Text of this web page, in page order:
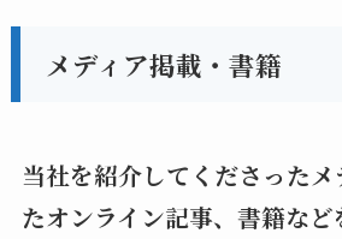
メディア掲載・書籍
当社を紹介してくださったメ
たオンライン記事、書籍など